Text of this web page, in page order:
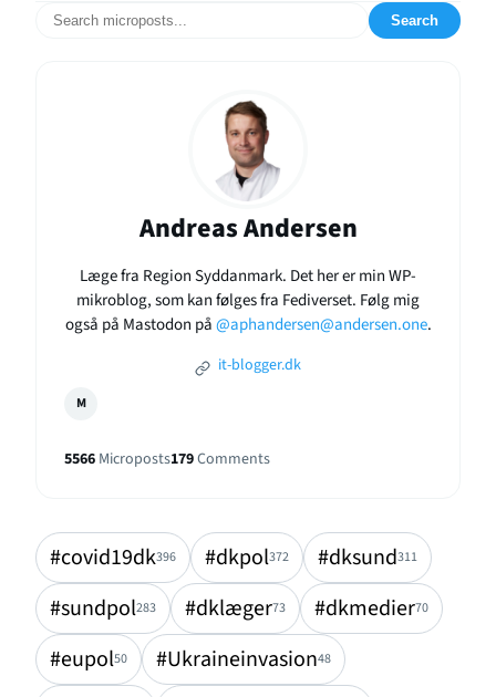
Search
Andreas Andersen
Læge fra Region Syddanmark. Det her er min WP-
mikroblog, som kan følges fra Fediverset. Følg mig
også på Mastodon på@aphandersen@andersen.one.
it-blogger.dk
M
5566 Microposts179Comments
#covid19dk396 #dkpol372 #dksund311
#sundpol283 #dklæger73 #dkmedier70
#eupol50 #Ukraineinvasion48